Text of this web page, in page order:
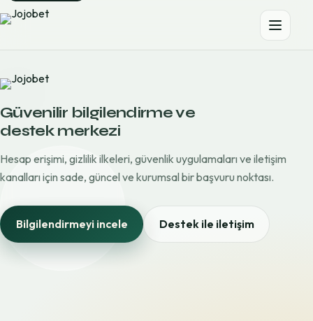
Güvenilir bilgilendirme ve
destek merkezi
Hesap erişimi, gizlilik ilkeleri, güvenlik uygulamaları ve iletişim
kanalları için sade, güncel ve kurumsal bir başvuru noktası.
Bilgilendirmeyi incele Destek ile iletişim